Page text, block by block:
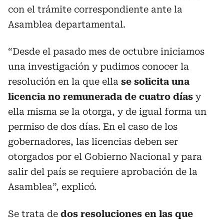
con el trámite correspondiente ante la
Asamblea departamental.
“Desde el pasado mes de octubre iniciamos
una investigación y pudimos conocer la
resolución en la que ella se solicita una
licencia no remunerada de cuatro días y
ella misma se la otorga, y de igual forma un
permiso de dos días. En el caso de los
gobernadores, las licencias deben ser
otorgados por el Gobierno Nacional y para
salir del país se requiere aprobación de la
Asamblea”, explicó.
Se trata de dos resoluciones en las que